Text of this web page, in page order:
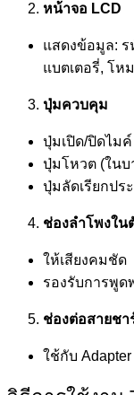
หน้าจอ LCD
แสดงข้อมูล:
แบตเตอรี่, โห
ปุ่มควบคุม
ปุ่มเปิด/ปิดไมค์
ปุ่มโหวต (ในบ
ปุ่มลัดเรียกปร
ช่องลำโพงใน
ให้เสียงคมชัด
รองรับการพูด
ช่องต่อสายชา
ใช้กับ